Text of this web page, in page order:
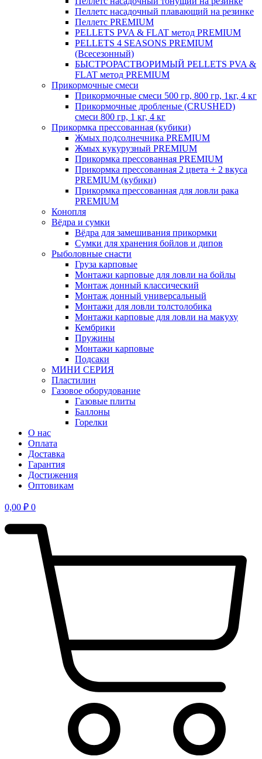
Пеллетс насадочный плавающий на резинке
Пеллетс PREMIUM
PELLETS PVA & FLAT метод PREMIUM
PELLETS 4 SEASONS PREMIUM
(Всесезонный)
БЫСТРОРАСТВОРИМЫЙ PELLETS PVA &
FLAT метод PREMIUM
Прикормочные смеси
Прикормочные смеси 500 гр, 800 гр, 1кг, 4 кг
Прикормочные дробленые (CRUSHED)
смеси 800 гр, 1 кг, 4 кг
Прикормка прессованная (кубики)
Жмых подсолнечника PREMIUM
Жмых кукурузный PREMIUM
Прикормка прессованная PREMIUM
Прикормка прессованная 2 цвета + 2 вкуса
PREMIUM (кубики)
Прикормка прессованная для ловли рака
PREMIUM
Конопля
Вёдра и сумки
Вёдра для замешивания прикормки
Сумки для хранения бойлов и дипов
Рыболовные снасти
Груза карповые
Монтажи карповые для ловли на бойлы
Монтаж донный классический
Монтаж донный универсальный
Монтажи для ловли толстолобика
Монтажи карповые для ловли на макуху
Кембрики
Пружины
Монтажи карповые
Подсаки
МИНИ СЕРИЯ
Пластилин
Газовое оборудование
Газовые плиты
Баллоны
Горелки
О нас
Оплата
Доставка
Гарантия
Достижения
Оптовикам
0,00 ₽ 0